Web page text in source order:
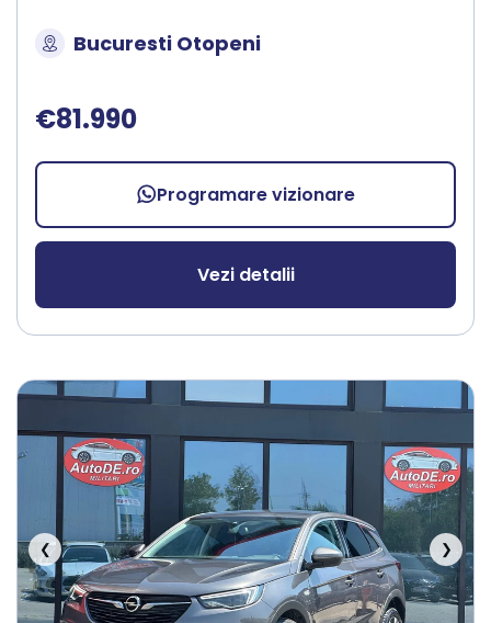
Bucuresti Otopeni
€81.990
Programare vizionare
Vezi detalii
❮ ❯